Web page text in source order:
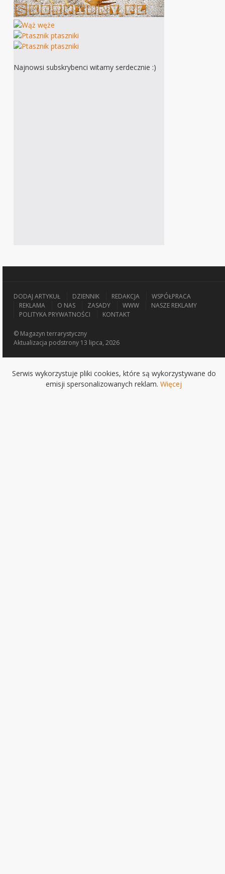
Najnowsi subskrybenci witamy serdecznie :)
DODAJ ARTYKUŁ DZIENNIK REDAKCJA
WSPÓŁPRACA
REKLAMA
O NAS ZASADY WWW
NASZE REKLAMY
POLITYKA PRYWATNOŚCI
KONTAKT
© Magazyn terrarystyczny
Aktualizacja podstrony 13 lipca, 2026
Serwis wykorzystuje pliki cookies, które są wykorzystywane do
emisji spersonalizowanych reklam. Więcej